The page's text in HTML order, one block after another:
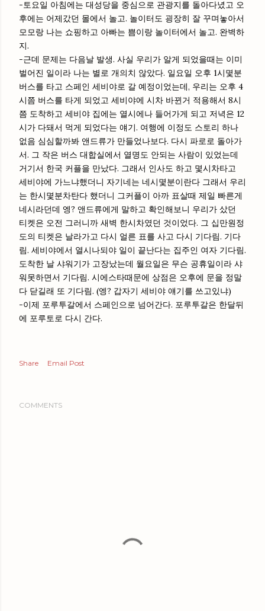
-토요일 아침에는 대성당을 중심으로 관광지를 돌아다녔고 오
후에는 어제갔던 몰에서 놀고. 놀이터도 굉장히 잘 꾸며놓아서
모모랑 나는 쇼핑하고 아빠는 쁨이랑 놀이터에서 놀고. 완벽하
지.
-근데 문제는 다음날 발생. 사실 우리가 알게 되었을때는 이미
벌어진 일이라 나는 별로 개의치 않았다. 일요일 오후 1시몇분
버스를 타고 스페인 세비야로 갈 예정이었는데, 우리는 오후 4
시쯤 버스를 타게 되었고 세비야에 시차 바뀐거 적용해서 8시
쯤 도착하고 세비야 집에는 열시에나 들어가게 되고 저녁은 12
시가 다돼서 먹게 되었다는 얘기. 여행에 이정도 스토리 하나
없음 심심할까봐 앤드류가 만들었나보다. 다시 파로로 돌아가
서. 그 작은 버스 대합실에서 열명도 안되는 사람이 있었는데
거기서 한국 커플을 만났다. 그래서 인사도 하고 몇시차타고
세비야에 가느냐했더니 자기네는 네시몇분이란다 그래서 우리
는 한시몇분차탄다 했더니 그커플이 아까 표살때 제일 빠른게
네시라던데 엥? 앤드류에게 말하고 확인해보니 우리가 샀던
티켓은 오전 그러니까 새벽 한시차였던 것이었다. 그 십만원정
도의 티켓은 날라가고 다시 얼른 표를 사고 다시 기다림. 기다
림. 세비야에서 열시나되야 일이 끝난다는 집주인 여자 기다림.
도착한 날 샤워기가 고장났는데 월요일은 무슨 공휴일이라 샤
워못하면서 기다림. 시에스타때문에 상점은 오후에 문을 정말
다 닫길래 또 기다림. (엥? 갑자기 세비야 얘기를 쓰고있냐)
-이제 포루투갈에서 스페인으로 넘어간다. 포루투갈은 한달뒤
에 포루토로 다시 간다.
Share Email Post
COMMENTS